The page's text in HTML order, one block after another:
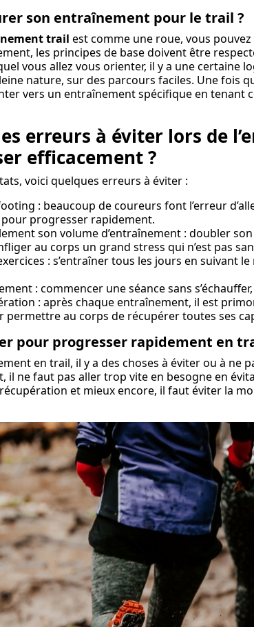
son entraînement pour le trail ?
trail est comme une roue, vous
les principes de base doivent être
vous allez vous orienter, il y a une certaine
nature, sur des parcours faciles. Une fois
vers un entraînement spécifique en tenant
erreurs à éviter lors de
efficacement ?
voici quelques erreurs à éviter :
: beaucoup de coureurs font l’erreur
progresser rapidement.
son volume d’entraînement : doubler
au corps un grand stress qui n’est pas
: s’entraîner tous les jours en suivant
: commencer une séance sans
: après chaque entraînement, il est
permettre au corps de récupérer toutes ses
pour progresser rapidement en
en trail, il y a des choses à éviter ou à ne
il ne faut pas aller trop vite en besogne en
et mieux encore, il faut éviter la